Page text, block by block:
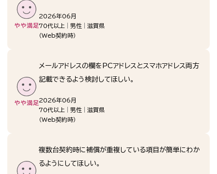
2026年06月
70代以上
男性
滋賀県
（Web契約時）
メールアドレスの欄をPCアドレスとスマホアドレス両方
記載できるよう検討してほしい。
2026年06月
70代以上
男性
滋賀県
（Web契約時）
複数台契約時に補償が重複している項目が簡単にわか
るようにしてほしい。